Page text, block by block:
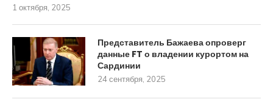
1 октября, 2025
Представитель Бажаева опроверг
данные FT о владении курортом на
Сардинии
24 сентября, 2025